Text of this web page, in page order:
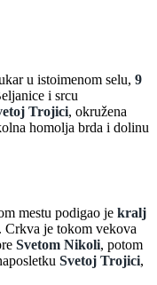
u istoimenom selu, 9
i srcu
Trojici, okružena
homolja brda i dolinu
mestu podigao je kralj
Crkva je tokom vekova
Svetom Nikoli, potom
Svetoj Trojici,